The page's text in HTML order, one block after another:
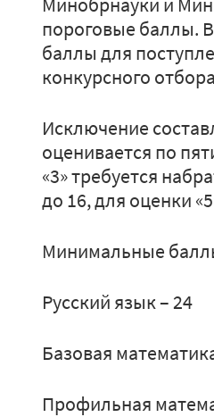
пороговые баллы.
баллы для
конкурсного
Исключение
оценивается по
«3» требуется
до 16, для оценки
Минимальные
Русский язык – 24
Базовая
Профильная